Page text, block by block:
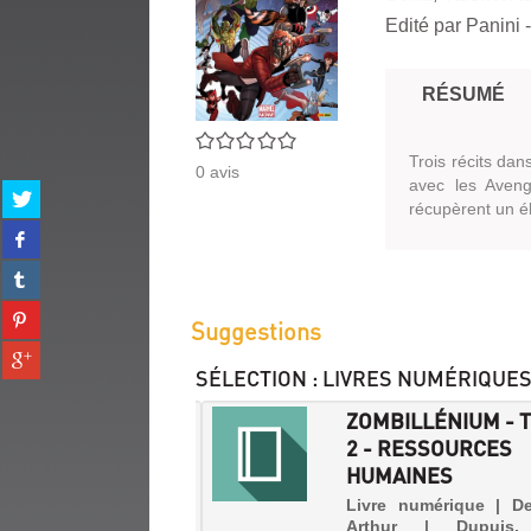
Partager
sur
twitter
(Nouvelle
fenêtre)
Partager
sur
facebook
(Nouvelle
fenêtre)
Partager
sur
tumblr
(Nouvelle
fenêtre)
Partager
sur
pinterest
(Nouvelle
Partager
sur
0/5
0 avis
Edité par Panini
RÉSUMÉ
Trois récits
avec les
récupèrent un
Suggestions
SÉLECTION : LIVRES
ZOMBILLÉNIUM -
2 - RESSOURCES
HUMAINES
Livre numérique |
Arthur | Dupuis,